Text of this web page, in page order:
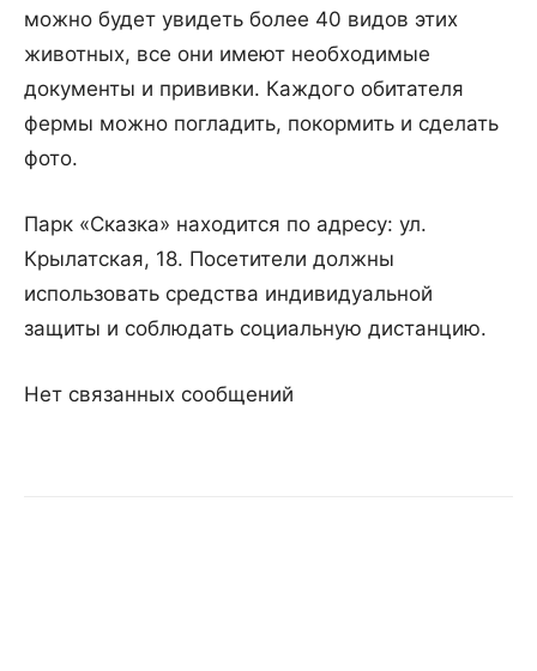
можно будет увидеть более 40 видов этих
животных, все они имеют необходимые
документы и прививки. Каждого обитателя
фермы можно погладить, покормить и сделать
фото.
Парк «Сказка» находится по адресу: ул.
Крылатская, 18. Посетители должны
использовать средства индивидуальной
защиты и соблюдать социальную дистанцию.
Нет связанных сообщений